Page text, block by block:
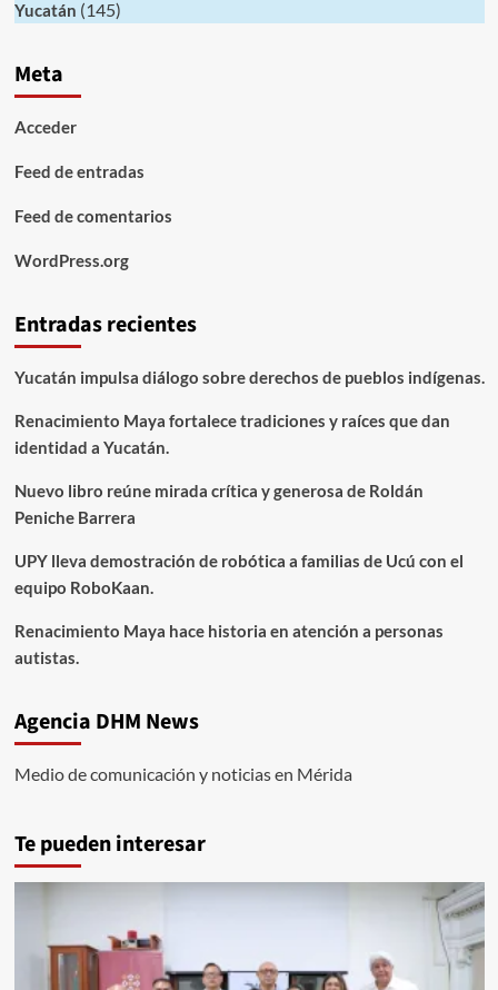
Yucatán (145)
Meta
Acceder
Feed de entradas
Feed de comentarios
WordPress.org
Entradas recientes
Yucatán impulsa diálogo sobre derechos de pueblos indígenas.
Renacimiento Maya fortalece tradiciones y raíces que dan
identidad a Yucatán.
Nuevo libro reúne mirada crítica y generosa de Roldán
Peniche Barrera
UPY lleva demostración de robótica a familias de Ucú con el
equipo RoboKaan.
Renacimiento Maya hace historia en atención a personas
autistas.
Agencia DHM News
Medio de comunicación y noticias en Mérida
Te pueden interesar